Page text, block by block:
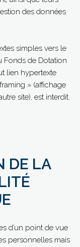
des données
simples vers le
Fonds de Dotation
lien hypertexte
» (affichage
site), est interdit.
DE LA
d’un point de vue
personnelles mais